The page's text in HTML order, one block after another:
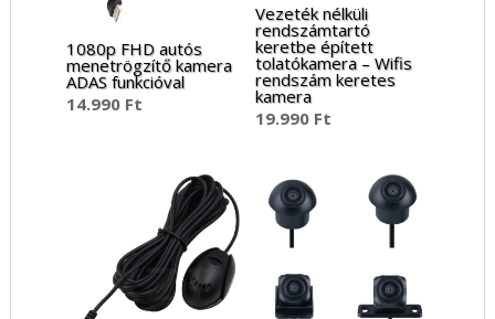
1080p FHD autós
menetrögzítő kamera
ADAS funkcióval
14.990 Ft
Vezeték nélküli
rendszámtartó
keretbe épített
tolatókamera – Wifis
rendszám keretes
kamera
19.990 Ft